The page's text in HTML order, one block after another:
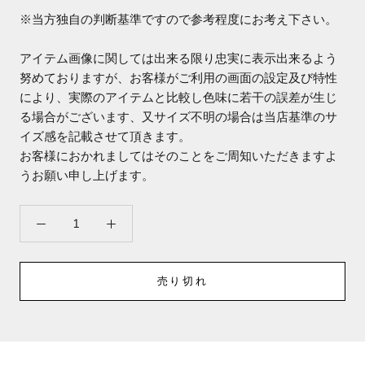
※当方独自の判断基準ですので参考程度にお考え下さい。
アイテム画像に関しては出来る限り忠実に表示出来るよう
努めておりますが、お客様がご利用の画面の設定及び特性
により、実際のアイテムと比較し色味に若干の誤差が生じ
る場合がございます、又サイズ不明の場合は当店基準のサ
イズ感を記載させて頂きます。
お客様におかれましてはそのことをご周知いただきますよ
うお願い申し上げます。
売り切れ